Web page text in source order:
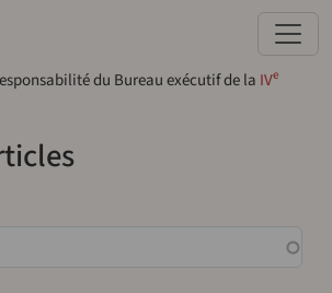
du Bureau exécutif de la IVe